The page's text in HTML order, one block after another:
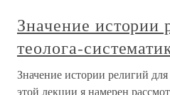
Значение истории
теолога-
Значение истории религий
этой лекции я намерен